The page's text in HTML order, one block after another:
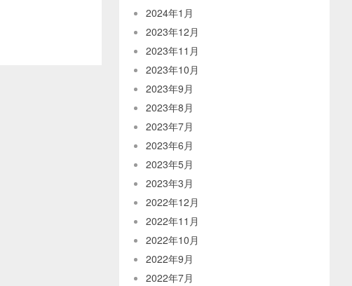
2024年1月
2023年12月
2023年11月
2023年10月
2023年9月
2023年8月
2023年7月
2023年6月
2023年5月
2023年3月
2022年12月
2022年11月
2022年10月
2022年9月
2022年7月